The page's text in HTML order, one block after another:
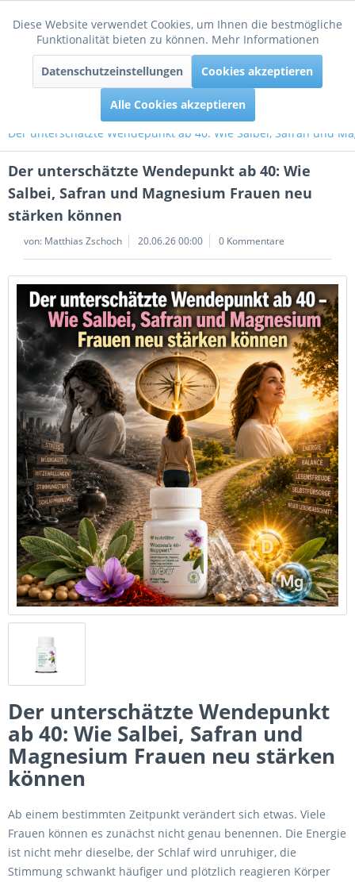
Menü
Der unterschätzte Wendepunkt ab 40: Wie Salbei, Safran und
Der unterschätzte Wendepunkt ab 40: Wie
Salbei, Safran und Magnesium Frauen neu
stärken können
von: Matthias Zschoch 20.06.26 00:00 0 Kommentare
Der unterschätzte Wendepunkt
ab 40: Wie Salbei, Safran und
Magnesium Frauen neu stärken
können
Ab einem bestimmten Zeitpunkt verändert sich etwas. Viele
Frauen können es zunächst nicht genau benennen. Die Energie
ist nicht mehr dieselbe, der Schlaf wird unruhiger, die
Stimmung schwankt häufiger und plötzlich reagieren Körper
Funktionale Aktiv
Tracking Inaktiv
Diese Website verwendet Cookies, um Ihnen die bestmögliche
Funktionalität bieten zu können. Mehr Informationen
Datenschutzeinstellungen Cookies akzeptieren
Alle Cookies akzeptieren